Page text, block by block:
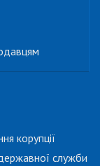
корупції
служби